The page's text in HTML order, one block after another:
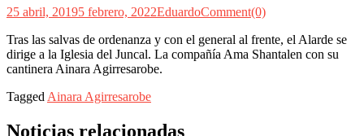
25 abril, 20195 febrero, 2022EduardoComment(0)
Tras las salvas de ordenanza y con el general al frente, el Alarde se
dirige a la Iglesia del Juncal. La compañía Ama Shantalen con su
cantinera Ainara Agirresarobe.
Tagged Ainara Agirresarobe
Noticias relacionadas